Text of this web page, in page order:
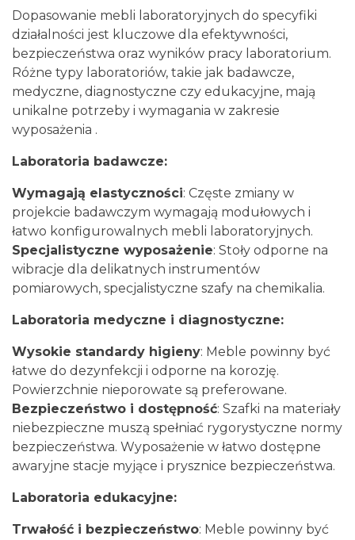
Dopasowanie mebli laboratoryjnych do specyfiki
działalności jest kluczowe dla efektywności,
bezpieczeństwa oraz wyników pracy laboratorium.
Różne typy laboratoriów, takie jak badawcze,
medyczne, diagnostyczne czy edukacyjne, mają
unikalne potrzeby i wymagania w zakresie
wyposażenia .
Laboratoria badawcze:
Wymagają elastyczności: Częste zmiany w
projekcie badawczym wymagają modułowych i
łatwo konfigurowalnych mebli laboratoryjnych.
Specjalistyczne wyposażenie: Stoły odporne na
wibracje dla delikatnych instrumentów
pomiarowych, specjalistyczne szafy na chemikalia.
Laboratoria medyczne i diagnostyczne:
Wysokie standardy higieny: Meble powinny być
łatwe do dezynfekcji i odporne na korozję.
Powierzchnie nieporowate są preferowane.
Bezpieczeństwo i dostępność: Szafki na materiały
niebezpieczne muszą spełniać rygorystyczne normy
bezpieczeństwa. Wyposażenie w łatwo dostępne
awaryjne stacje myjące i prysznice bezpieczeństwa.
Laboratoria edukacyjne:
Trwałość i bezpieczeństwo: Meble powinny być